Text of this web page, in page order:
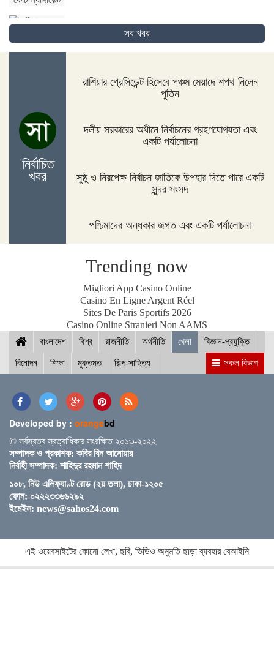
দিনাজপুরের ফুলবাড়ীতে সড়ক দুর্ঘটনায় দু’জন নিহত
পদ্মা সেতুর জন্য বাংলাদেশ বিশ্বে সম্মান পেয়েছে : প্রধানমন্ত্রী
আইসিসি জুন মাসের সেরার দৌড়ে রোহিত-বুমরাহ ও গুরবাজ
স্পিকারের সাথে মালয়েশিয়ার হাউজ অব রিপ্রেজেনটেটিভের
স্পিকারের বৈঠক
ছাত্র-ছাত্রীদের সুনাগরিক হিসেবে গড়ে ওঠার আহ্বান সিমিন
হোসেন রিমির
নড়াইলের চিত্রাপাড়ে চলছে এসএম সুলতান শীর্ষক দুই
নতুন ব্রিটিশ প্রধানমন্ত্রী কেয়ার স্টারমারকে প্রধানমন্ত্রীর
অভিনন্দন
শেখ হাসিনার কমিটমেন্টের সোনালী ফসল পদ্মা সেতু : সেতুমন্ত্রী
সব খবর
নির্বাচিত
খবর
রাশিয়ার প্রেসিডেন্ট হিসেবে পঞ্চম মেয়াদে শপথ নিলেন
পুতিন
দলীয় সরকারের অধীনে নির্বাচনের গ্রহণযোগ্যতা এবং
একটি পর্যালোচনা
সুষ্ঠু ও নিরপেক্ষ নির্বাচন জাতিকে উপহার দিতে পারে একটি
সুন্দর সংসদ
পশ্চিমাদের অন্ধকার জগত এবং একটি পর্যালোচনা
Trending now
Migliori App Casino Online
Casino En Ligne Argent Réel
Sites De Paris Sportifs 2026
Casino Online Stranieri Non AAMS
বাংলাদেশ বিশ্ব রাজনীতি অর্থনীতি খেলা বিজ্ঞান-প্রযুক্তি
বিনোদন শিক্ষা মুক্তমত শিল্প-সাহিত্য সকল বিভাগ
Developed by : orangebd
© সর্বস্বত্ব স্বত্বাধিকার সংরক্ষিত ২০১৩-২০২২
সম্পাদক ও প্রকাশক: কবির বিন আনোয়ার
নির্বাহী সম্পাদক: শাহিদুর রহমান শাহিদ
১০৮, নিউ এলিফ্যাণ্ট রোড (২য় তলা), ঢাকা-১২০৫
ফোন: ০২২২৩৩৬৬২৯২
ইমেইল: news@sahos24.com
এই ওয়েবসাইটের কোনো লেখা, ছবি, ভিডিও অনুমতি ছাড়া ব্যবহার বেআইনি